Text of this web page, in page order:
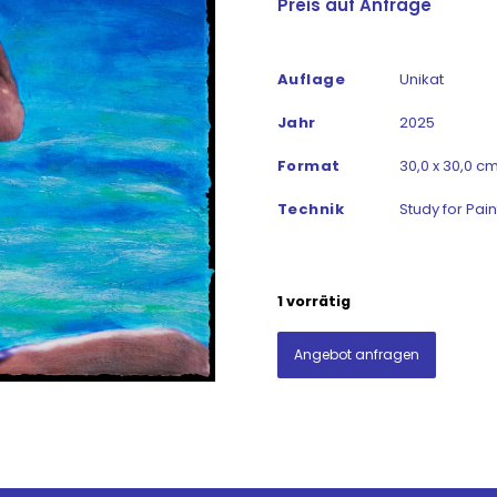
Auflage Unikat
Jahr 2025
Format 30,0 x 30,0 cm
Technik Study for
1 vorrätig
Angebot anfragen